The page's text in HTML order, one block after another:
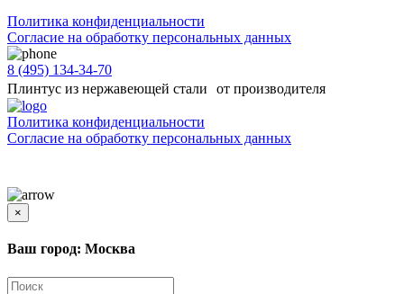
Политика конфиденциальности
Согласиe на обработку персональных данных
8 (495) 134-34-70
Плинтус из нержавеющей стали от производителя
Политика конфиденциальности
Согласиe на обработку персональных данных
×
Ваш город: Москва